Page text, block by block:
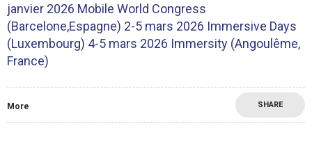
janvier 2026 Mobile World Congress
(Barcelone,Espagne) 2-5 mars 2026 Immersive Days
(Luxembourg) 4-5 mars 2026 Immersity (Angoulême,
France)
More SHARE